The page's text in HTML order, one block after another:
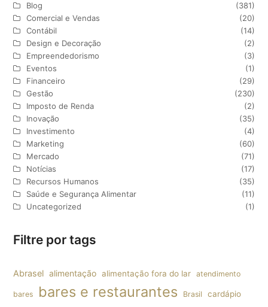
Blog
(381)
Comercial e Vendas
(20)
Contábil
(14)
Design e Decoração
(2)
Empreendedorismo
(3)
Eventos
(1)
Financeiro
(29)
Gestão
(230)
Imposto de Renda
(2)
Inovação
(35)
Investimento
(4)
Marketing
(60)
Mercado
(71)
Notícias
(17)
Recursos Humanos
(35)
Saúde e Segurança Alimentar
(11)
Uncategorized
(1)
Filtre por tags
Abrasel alimentação alimentação fora do lar atendimento
bares bares e restaurantes Brasil cardápio